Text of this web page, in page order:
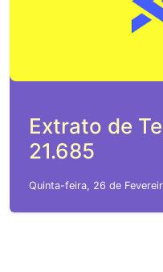
Extrato de
21.685
Quinta-feira, 26 de